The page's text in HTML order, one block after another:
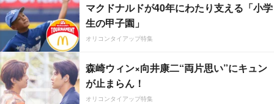
マクドナルドが40年にわたり支える「小学
生の甲子園」
オリコンタイアップ特集
森崎ウィン×向井康二“両片思い”にキュン
が止まらん！
オリコンタイアップ特集